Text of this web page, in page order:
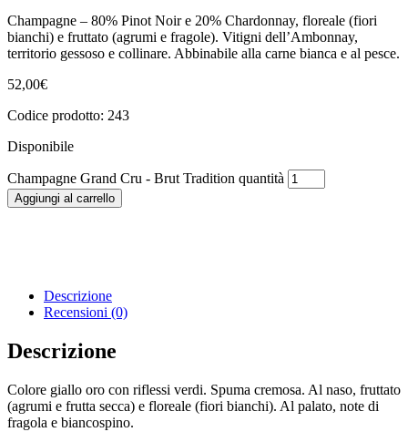
Champagne – 80% Pinot Noir e 20% Chardonnay, floreale (fiori
bianchi) e fruttato (agrumi e fragole). Vitigni dell’Ambonnay,
territorio gessoso e collinare. Abbinabile alla carne bianca e al pesce.
52,00€
Codice prodotto: 243
Disponibile
Champagne Grand Cru - Brut Tradition quantità
Aggiungi al carrello
Descrizione
Recensioni (0)
Descrizione
Colore giallo oro con riflessi verdi. Spuma cremosa. Al naso, fruttato
(agrumi e frutta secca) e floreale (fiori bianchi). Al palato, note di
fragola e biancospino.